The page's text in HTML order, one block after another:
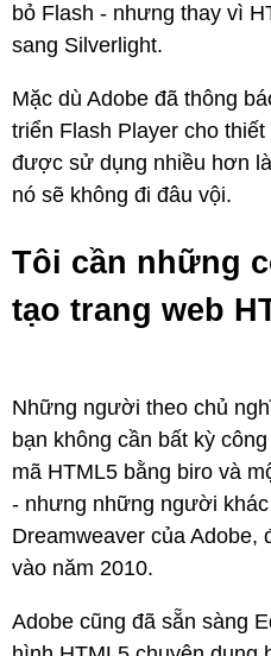
bỏ Flash - nhưng thay vì
sang Silverlight.
Mặc dù Adobe đã thông
triển Flash Player cho
được sử dụng nhiều hơn
nó sẽ không đi đâu vội.
Tôi cần những
tạo trang web
Những người theo chủ
bạn không cần bất kỳ
mã HTML5 bằng biro và
- nhưng những người
Dreamweaver của Adobe,
vào năm 2010.
Adobe cũng đã sẵn sàng